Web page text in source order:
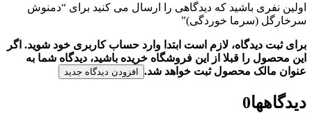
اولین نفری باشید که دیدگاهی را ارسال می کنید برای “دمنوش
سرخارگل (سرما خوردگی)”
برای ثبت دیدگاه، لازم است ابتدا وارد حساب کاربری خود شوید. اگر
این محصول را قبلا از این فروشگاه خریده باشید، دیدگاه شما به
عنوان مالک محصول ثبت خواهد شد.
افزودن دیدگاه جدید
دیدگاهها0